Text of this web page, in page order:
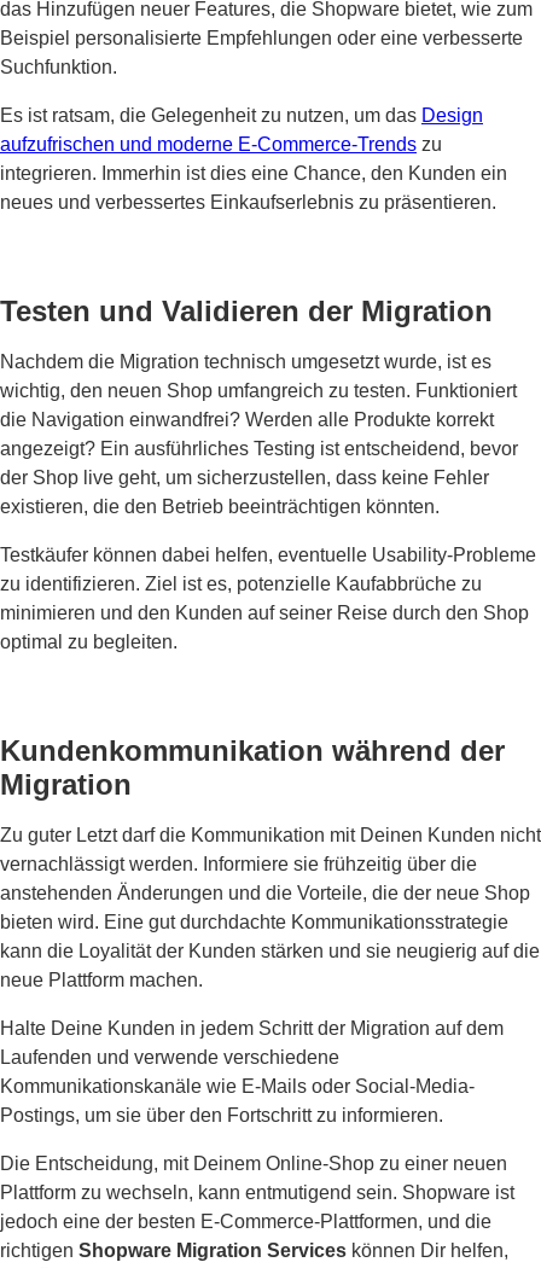
das Hinzufügen neuer Features, die Shopware bietet, wie zum
Beispiel personalisierte Empfehlungen oder eine verbesserte
Suchfunktion.
Es ist ratsam, die Gelegenheit zu nutzen, um das Design
aufzufrischen und moderne E-Commerce-Trends zu
integrieren. Immerhin ist dies eine Chance, den Kunden ein
neues und verbessertes Einkaufserlebnis zu präsentieren.
Testen und Validieren der Migration
Nachdem die Migration technisch umgesetzt wurde, ist es
wichtig, den neuen Shop umfangreich zu testen. Funktioniert
die Navigation einwandfrei? Werden alle Produkte korrekt
angezeigt? Ein ausführliches Testing ist entscheidend, bevor
der Shop live geht, um sicherzustellen, dass keine Fehler
existieren, die den Betrieb beeinträchtigen könnten.
Testkäufer können dabei helfen, eventuelle Usability-Probleme
zu identifizieren. Ziel ist es, potenzielle Kaufabbrüche zu
minimieren und den Kunden auf seiner Reise durch den Shop
optimal zu begleiten.
Kundenkommunikation während der
Migration
Zu guter Letzt darf die Kommunikation mit Deinen Kunden nicht
vernachlässigt werden. Informiere sie frühzeitig über die
anstehenden Änderungen und die Vorteile, die der neue Shop
bieten wird. Eine gut durchdachte Kommunikationsstrategie
kann die Loyalität der Kunden stärken und sie neugierig auf die
neue Plattform machen.
Halte Deine Kunden in jedem Schritt der Migration auf dem
Laufenden und verwende verschiedene
Kommunikationskanäle wie E-Mails oder Social-Media-
Postings, um sie über den Fortschritt zu informieren.
Die Entscheidung, mit Deinem Online-Shop zu einer neuen
Plattform zu wechseln, kann entmutigend sein. Shopware ist
jedoch eine der besten E-Commerce-Plattformen, und die
richtigen Shopware Migration Services können Dir helfen,